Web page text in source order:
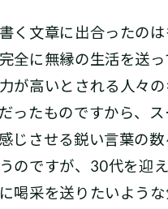
文章に出合ったのは
全に無縁の生活を送
が高いとされる人々
ったものですから、
じさせる鋭い言葉の
のですが、30代を迎
喝采を送りたいよう